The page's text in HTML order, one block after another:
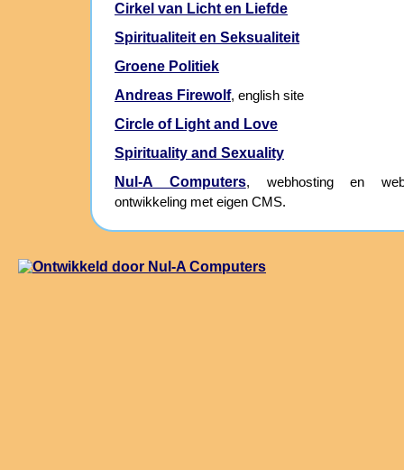
Cirkel van Licht en Liefde
Spiritualiteit en Seksualiteit
Groene Politiek
Andreas Firewolf, english site
Circle of Light and Love
Spirituality and Sexuality
Nul-A Computers, webhosting en
ontwikkeling met eigen CMS.